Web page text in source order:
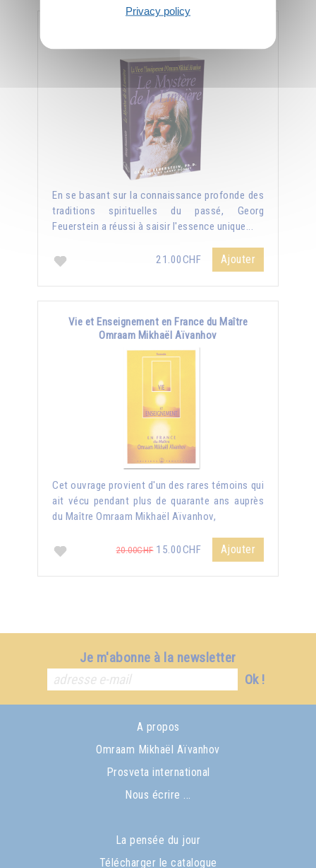
En se basant sur la connaissance profonde des
traditions spirituelles du passé, Georg
Feuerstein a réussi à saisir l'essence unique...
21.00CHF Ajouter
Vie et Enseignement en France du Maître
Omraam Mikhaël Aïvanhov
Cet ouvrage provient d'un des rares témoins qui
ait vécu pendant plus de quarante ans auprès
du Maître Omraam Mikhaël Aïvanhov,
20.00CHF15.00CHF Ajouter
Je m'abonne à la newsletter
Ok !
A propos
Omraam Mikhaël Aïvanhov
Prosveta international
Nous écrire ...
La pensée du jour
Télécharger le catalogue
Privacy policy